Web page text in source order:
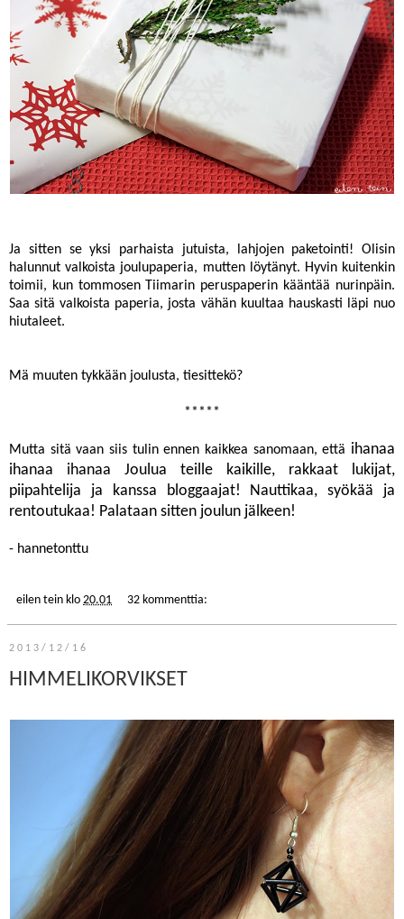
Ja sitten se yksi parhaista jutuista, lahjojen paketointi! Olisin
halunnut valkoista joulupaperia, mutten löytänyt. Hyvin kuitenkin
toimii, kun tommosen Tiimarin peruspaperin kääntää nurinpäin.
Saa sitä valkoista paperia, josta vähän kuultaa hauskasti läpi nuo
hiutaleet.
Mä muuten tykkään joulusta, tiesittekö?
*****
Mutta sitä vaan siis tulin ennen kaikkea sanomaan, että ihanaa
ihanaa ihanaa Joulua teille kaikille, rakkaat lukijat,
piipahtelija ja kanssa bloggaajat! Nauttikaa, syökää ja
rentoutukaa! Palataan sitten joulun jälkeen!
- hannetonttu
eilen tein klo 20.01 32 kommenttia:
2013/12/16
HIMMELIKORVIKSET